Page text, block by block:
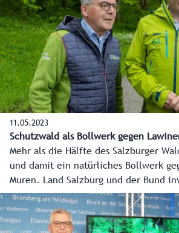
bereits gute Erfahrungen gemacht.
11.05.2023
Schutzwald als Bollwerk gegen
Mehr als die Hälfte des Salzburger
und damit ein natürliches Bollwerk
Muren. Land Salzburg und der Bund
Waldflächen, um einen vitalen und
Schutzwald in Salzburg zu erhalten.